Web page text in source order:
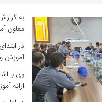
به
معاون
در
آموزش
وی با
ارائه